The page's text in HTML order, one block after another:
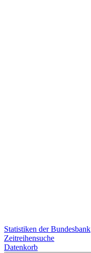
Statistiken der Bundesbank
Zeitreihensuche
Datenkorb